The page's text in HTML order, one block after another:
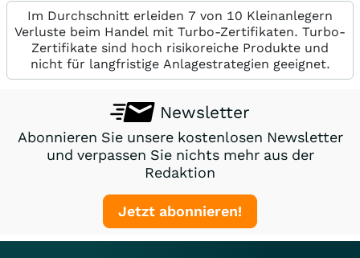
Im Durchschnitt erleiden 7 von 10 Kleinanlegern
Verluste beim Handel mit Turbo-Zertifikaten. Turbo-
Zertifikate sind hoch risikoreiche Produkte und
nicht für langfristige Anlagestrategien geeignet.
Newsletter
Abonnieren Sie unsere kostenlosen Newsletter
und verpassen Sie nichts mehr aus der
Redaktion
Jetzt abonnieren!